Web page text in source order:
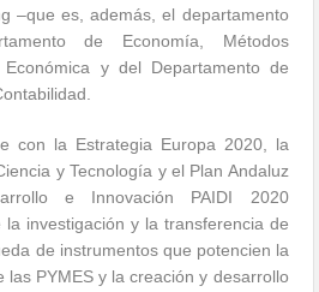
–que es, además, el departamento
de Economía, Métodos
y del Departamento de
con la Estrategia Europa 2020, la
y Tecnología y el Plan Andaluz
e Innovación PAIDI 2020
la investigación y la transferencia de
de instrumentos que potencien la
las PYMES y la creación y desarrollo